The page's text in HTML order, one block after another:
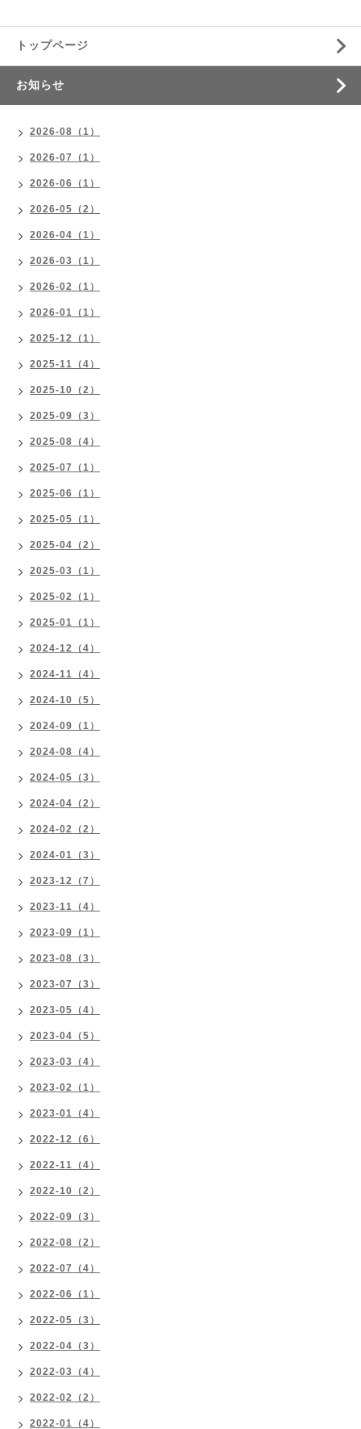
トップページ
お知らせ
2026-08（1）
2026-07（1）
2026-06（1）
2026-05（2）
2026-04（1）
2026-03（1）
2026-02（1）
2026-01（1）
2025-12（1）
2025-11（4）
2025-10（2）
2025-09（3）
2025-08（4）
2025-07（1）
2025-06（1）
2025-05（1）
2025-04（2）
2025-03（1）
2025-02（1）
2025-01（1）
2024-12（4）
2024-11（4）
2024-10（5）
2024-09（1）
2024-08（4）
2024-05（3）
2024-04（2）
2024-02（2）
2024-01（3）
2023-12（7）
2023-11（4）
2023-09（1）
2023-08（3）
2023-07（3）
2023-05（4）
2023-04（5）
2023-03（4）
2023-02（1）
2023-01（4）
2022-12（6）
2022-11（4）
2022-10（2）
2022-09（3）
2022-08（2）
2022-07（4）
2022-06（1）
2022-05（3）
2022-04（3）
2022-03（4）
2022-02（2）
2022-01（4）